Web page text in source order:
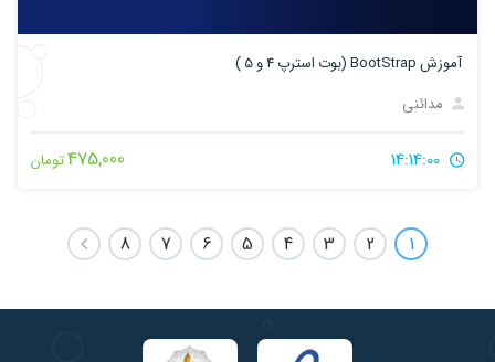
آموزش BootStrap (بوت استرپ 4 و 5 )
مدائنی
475,000تومان
1
2
3
4
5
6
7
8